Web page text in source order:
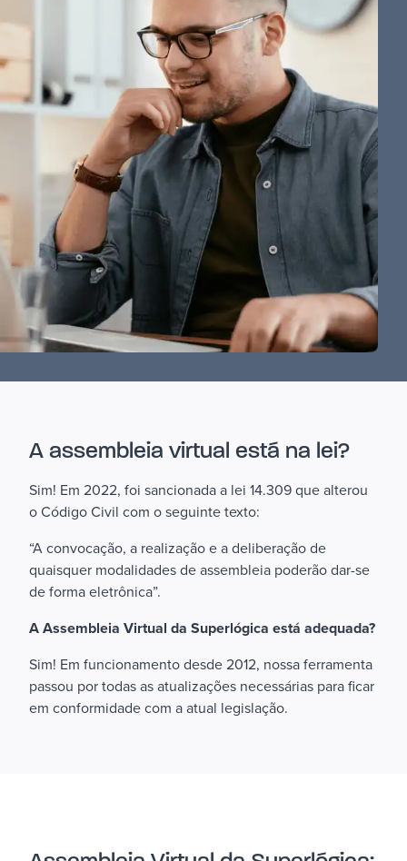
A assembleia virtual está na lei?
Sim! Em 2022, foi sancionada a lei 14.309 que alterou
o Código Civil com o seguinte texto:
“A convocação, a realização e a deliberação de
quaisquer modalidades de assembleia poderão dar-se
de forma eletrônica”.
A Assembleia Virtual da Superlógica está adequada?
Sim! Em funcionamento desde 2012, nossa ferramenta
passou por todas as atualizações necessárias para ficar
em conformidade com a atual legislação.